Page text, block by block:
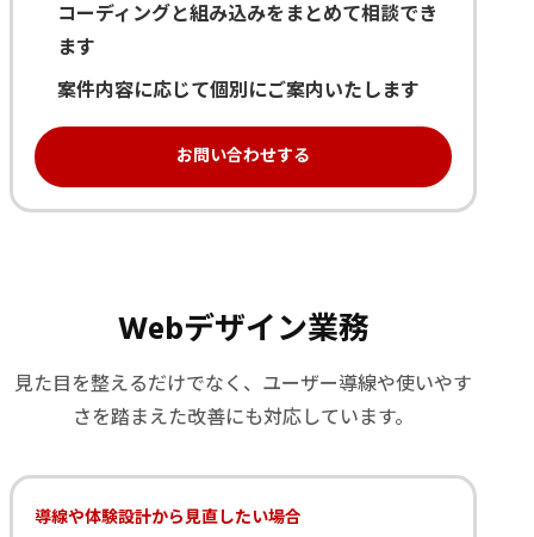
コーディングと組み込みをまとめて相談でき
ます
案件内容に応じて個別にご案内いたします
お問い合わせする
Webデザイン業務
見た目を整えるだけでなく、ユーザー導線や使いやす
さを踏まえた改善にも対応しています。
導線や体験設計から見直したい場合